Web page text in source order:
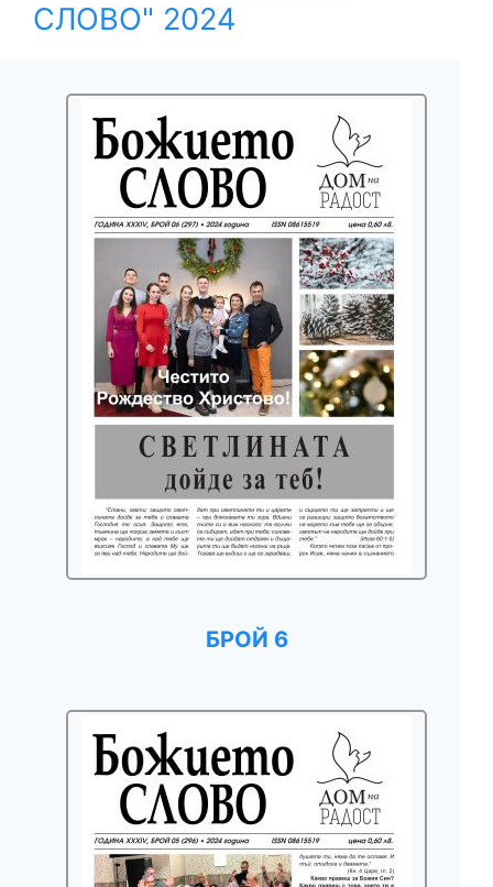
СЛОВО" 2024
БРОЙ 6